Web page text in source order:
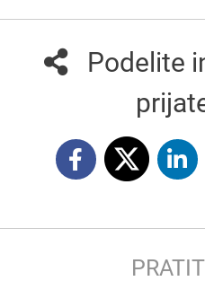
Podelite